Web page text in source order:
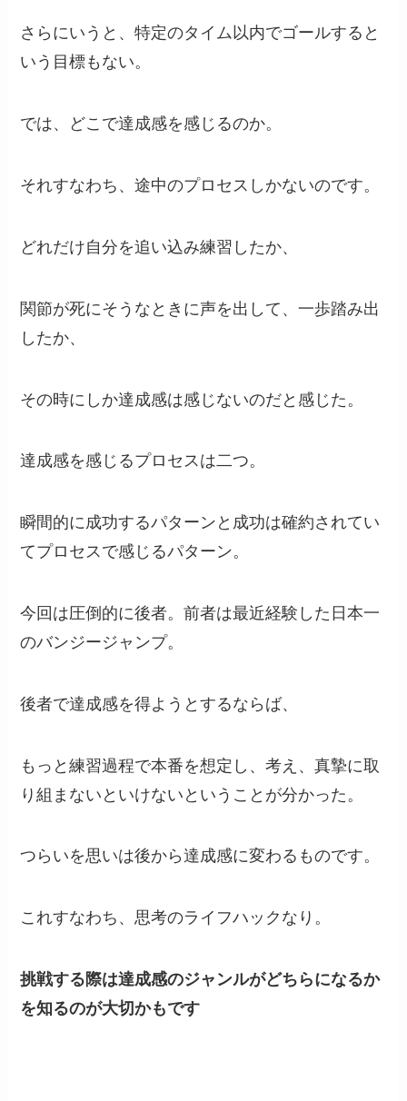
さらにいうと、特定のタイム以内でゴールすると
いう目標もない。
では、どこで達成感を感じるのか。
それすなわち、途中のプロセスしかないのです。
どれだけ自分を追い込み練習したか、
関節が死にそうなときに声を出して、一歩踏み出
したか、
その時にしか達成感は感じないのだと感じた。
達成感を感じるプロセスは二つ。
瞬間的に成功するパターンと成功は確約されてい
てプロセスで感じるパターン。
今回は圧倒的に後者。前者は最近経験した日本一
のバンジージャンプ。
後者で達成感を得ようとするならば、
もっと練習過程で本番を想定し、考え、真摯に取
り組まないといけないということが分かった。
つらいを思いは後から達成感に変わるものです。
これすなわち、思考のライフハックなり。
挑戦する際は達成感のジャンルがどちらになるか
を知るのが大切かもです